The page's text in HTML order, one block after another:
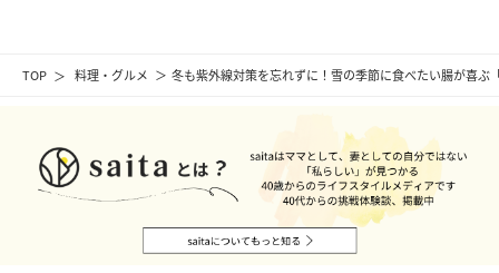
TOP 料理・グルメ 冬も紫外線対策を忘れずに！雪の季節に食べたい腸が喜ぶ